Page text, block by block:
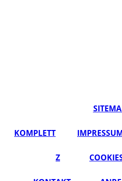
KOMPLETT
Z